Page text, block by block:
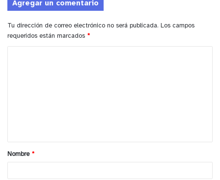
Agregar un comentario
Tu dirección de correo electrónico no será publicada. Los campos
requeridos están marcados *
a
rNombre *